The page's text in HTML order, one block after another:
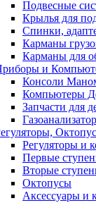
Подвесные
Крылья для
Спинки,
Карманы
Карманы для
и
Консоли
Компьютеры
Запчасти для
Регуляторы и
Первые
Вторые
Октопусы
Аксессуары и